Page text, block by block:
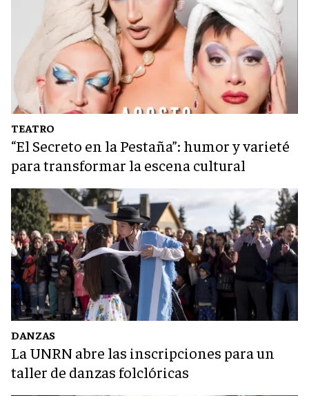
TEATRO
“El Secreto en la Pestaña”: humor y varieté
para transformar la escena cultural
DANZAS
La UNRN abre las inscripciones para un
taller de danzas folclóricas